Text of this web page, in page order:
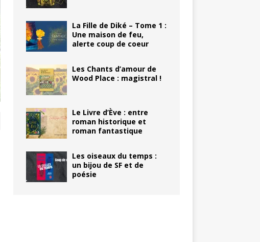
La Fille de Diké – Tome 1 :
Une maison de feu,
alerte coup de coeur
Les Chants d’amour de
Wood Place : magistral !
Le Livre d’Ève : entre
roman historique et
roman fantastique
Les oiseaux du temps :
un bijou de SF et de
poésie